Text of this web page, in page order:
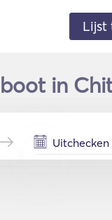
Lijst
in